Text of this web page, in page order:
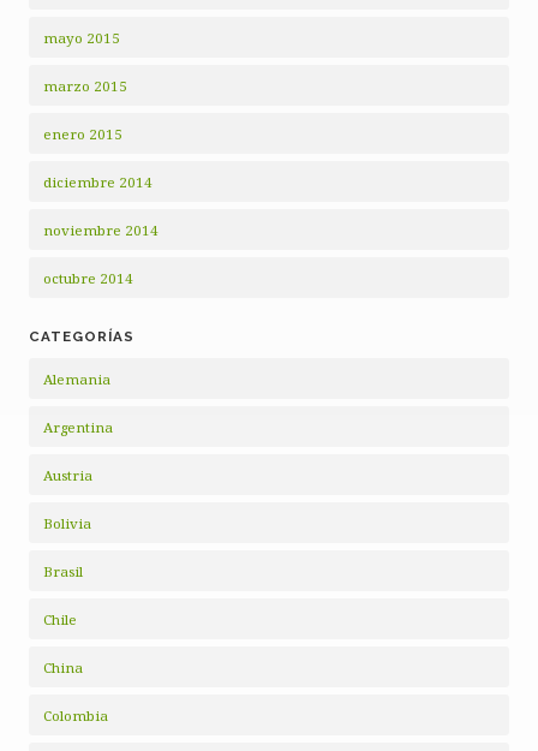
mayo 2015
marzo 2015
enero 2015
diciembre 2014
noviembre 2014
octubre 2014
CATEGORÍAS
Alemania
Argentina
Austria
Bolivia
Brasil
Chile
China
Colombia